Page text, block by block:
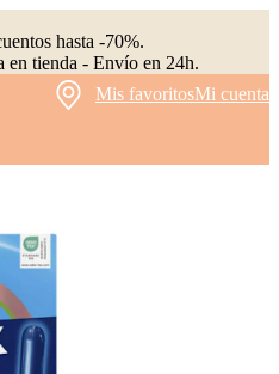
hasta -70%.
en tienda - Envío en 24h.
Mis favoritosMi cuenta